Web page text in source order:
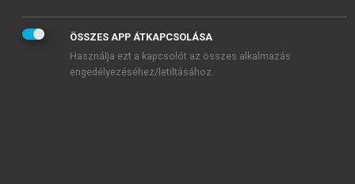
ÖSSZES APP ÁTKAPCSOLÁSA
Használja ezt a kapcsolót az összes alkalmazás
engedélyezéséhez/letiltásához.